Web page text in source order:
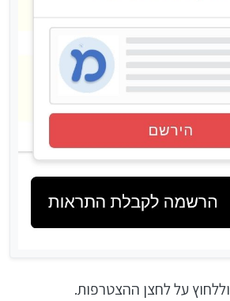
וללחוץ על לחצן ההצטרפות.